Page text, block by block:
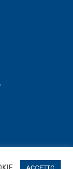
ACCETTO